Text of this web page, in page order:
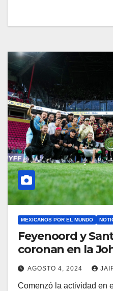
MEXICANOS POR EL MUNDO
Feyenoord y
coronan en la
AGOSTO 4, 2024
Comenzó la actividad en